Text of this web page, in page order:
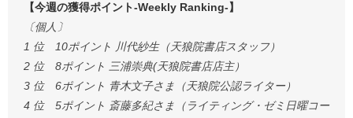
【今週の獲得ポイント-Weekly Ranking-】
〔個人〕
1 位 10ポイント 川代紗生（天狼院書店スタッフ）
2 位 8ポイント 三浦崇典(天狼院書店店主）
3 位 6ポイント 青木文子さま（天狼院公認ライター）
4 位 5ポイント 斎藤多紀さま（ライティング・ゼミ日曜コー